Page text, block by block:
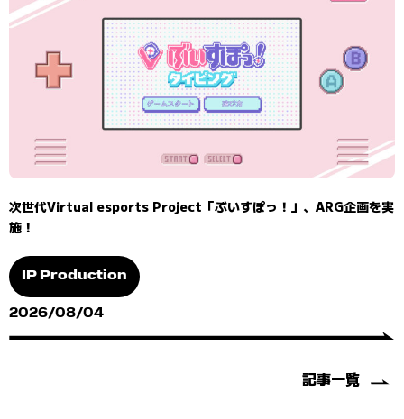
次世代Virtual esports Project「ぶいすぽっ！」、ARG企画を実
施！
IP Production
2026/08/04
記事一覧